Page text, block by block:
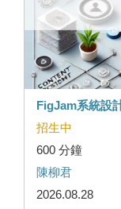
FigJam系統設
招生中
600 分鐘
陳柳君
2026.08.28